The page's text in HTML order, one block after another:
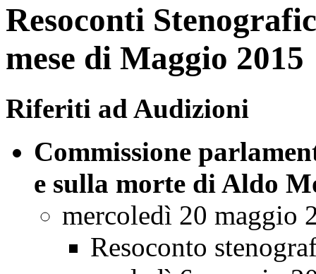
Resoconti
mese di Maggio 2015
Riferiti ad Audizioni
Commissione
e sulla morte di Aldo
mercoledì 20 maggio
Resoconto